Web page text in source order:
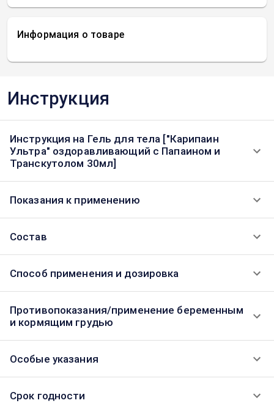
Информация о товаре
Инструкция
Инструкция на Гель для тела ["Карипаин
Ультра" оздоравливающий с Папаином и
Транскутолом 30мл]
Показания к применению
Состав
Способ применения и дозировка
Противопоказания/применение беременным
и кормящим грудью
Особые указания
Срок годности